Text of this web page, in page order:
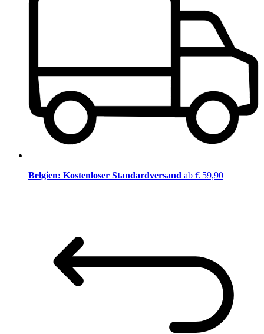
Belgien: Kostenloser Standardversand ab € 59,90